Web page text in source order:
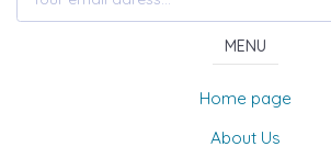
MENU
Home page
About Us